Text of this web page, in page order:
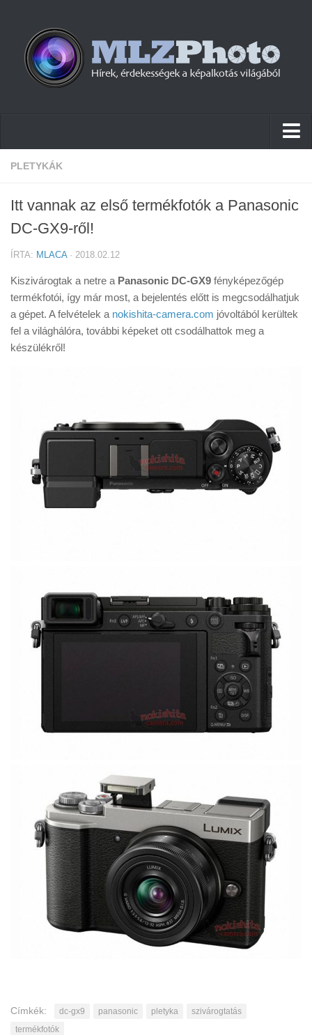
Hírek
Cikkek
Tudástár
Tanácsok
Érdekességek
PLETYKÁK
Itt vannak az első termékfotók a Panasonic
DC-GX9-ről!
ÍRTA: MLACA· 2018.02.12
Kiszivárogtak a netre a Panasonic DC-GX9 fényképezőgép
termékfotói, így már most, a bejelentés előtt is megcsodálhatjuk
a gépet. A felvételek a nokishita-camera.com jóvoltából kerültek
fel a világhálóra, további képeket ott csodálhattok meg a
készülékről!
Címkék: dc-gx9 panasonic pletyka
szivárogtatás
termékfotók